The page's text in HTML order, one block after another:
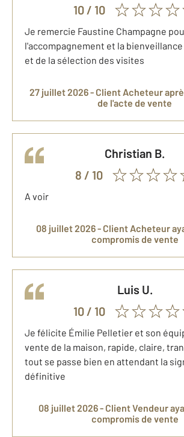
10/ 10
Je remercie Faustine Champagne
l'accompagnement et la
et de la sélection des visites
27 juillet 2026 - Client Acheteur
de l'acte de vente
Christian B.
8 / 10
A voir
08 juillet 2026 - Client Acheteur
compromis de vente
Luis U.
10/ 10
Je félicite Émilie Pelletier et son
vente de la maison, rapide, claire,
tout se passe bien en attendant la
définitive
08 juillet 2026 - Client Vendeur
compromis de vente